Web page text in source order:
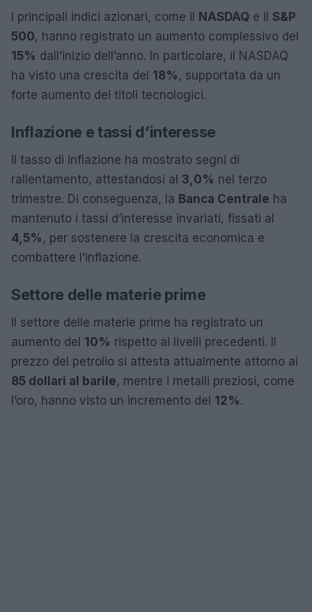
I principali indici azionari, come il NASDAQ e il S&P
500, hanno registrato un aumento complessivo del
15% dall’inizio dell’anno. In particolare, il NASDAQ
ha visto una crescita del 18% , supportata da un
forte aumento dei titoli tecnologici.
Inflazione e tassi d’interesse
Il tasso di inflazione ha mostrato segni di
rallentamento, attestandosi al 3,0% nel terzo
trimestre. Di conseguenza, la Banca Centrale ha
mantenuto i tassi d’interesse invariati, fissati al
4,5% , per sostenere la crescita economica e
combattere l’inflazione.
Settore delle materie prime
Il settore delle materie prime ha registrato un
aumento del 10% rispetto ai livelli precedenti. Il
prezzo del petrolio si attesta attualmente attorno ai
85 dollari al barile, mentre i metalli preziosi, come
l’oro, hanno visto un incremento del 12%.